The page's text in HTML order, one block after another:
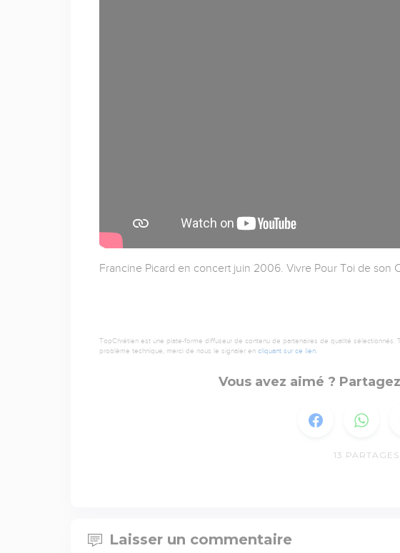
Francine Picard en concert juin 2006. Vivre Pour Toi de son
TopChrétien est une plate-forme diffuseur de contenu de partenaires de qualité
problème technique, merci de nous le signaler en cliquant sur ce lien.
Vous avez aimé ?
13 PARTAGES
Laisser un commentaire